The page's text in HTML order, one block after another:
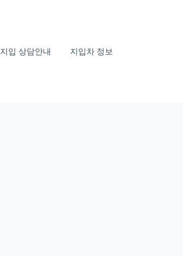
지입 상담안내 지입차 정보